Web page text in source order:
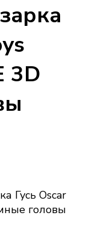
3D
Гусь Oscar
головы